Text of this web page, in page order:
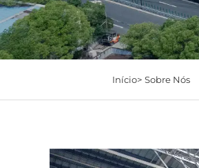
Início> Sobre Nós